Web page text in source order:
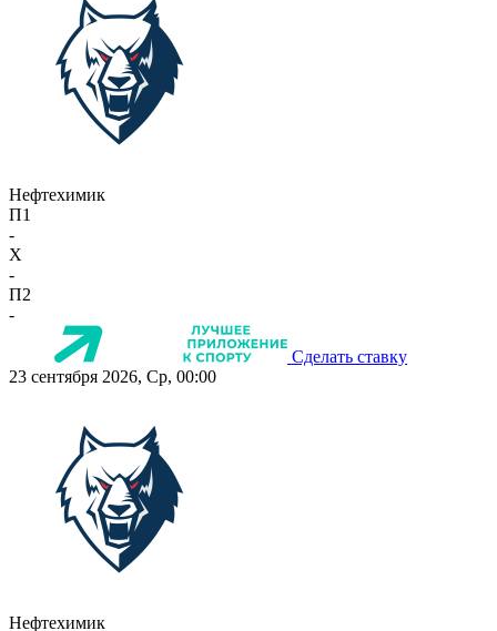
Нефтехимик
П1
-
X
-
П2
-
Сделать ставку
23 сентября 2026, Ср, 00:00
Нефтехимик